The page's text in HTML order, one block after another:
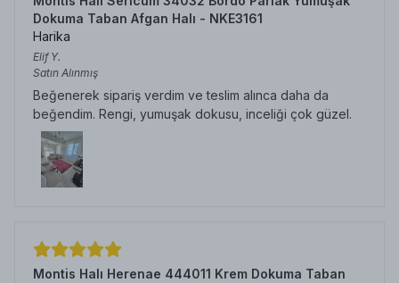
Dokuma Taban Afgan Halı - NKE3161
Harika
Elif Y.
Satın Alınmış
Beğenerek sipariş verdim ve teslim alınca daha da
beğendim. Rengi, yumuşak dokusu, inceliği çok güzel.
Montis Halı Herenae 444011 Krem Dokuma Taban